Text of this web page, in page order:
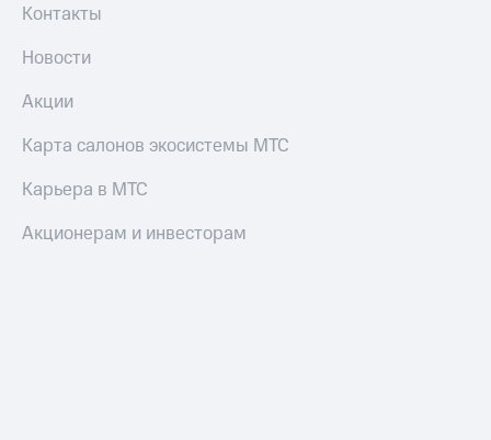
Контакты
Новости
Акции
Карта салонов экосистемы МТС
Карьера в МТС
Акционерам и инвесторам